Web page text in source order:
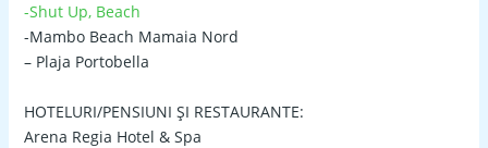
-Shut Up, Beach
-Mambo Beach Mamaia Nord
– Plaja Portobella
HOTELURI/PENSIUNI ȘI RESTAURANTE:
Arena Regia Hotel & Spa